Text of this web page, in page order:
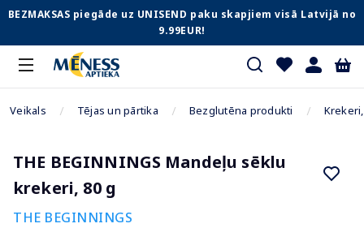
BEZMAKSAS piegāde uz UNISEND paku skapjiem visā Latvijā no
9.99EUR!
Veikals Tējas un pārtika Bezglutēna produkti
THE BEGINNINGS Mandeļu sēklu
krekeri, 80 g
THE BEGINNINGS